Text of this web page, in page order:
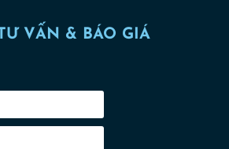
VẤN & BÁO GIÁ